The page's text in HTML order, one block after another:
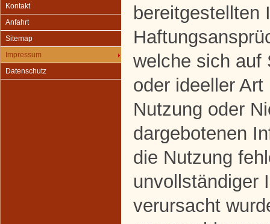
Kontakt
Anfahrt
Sitemap
Impressum
Datenschutz
bereitgestellten
welche sich auf
oder ideeller
Nutzung oder
dargebotenen
die Nutzung
unvollständiger
verursacht